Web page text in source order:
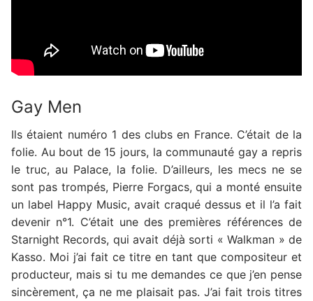
Gay Men
Ils étaient numéro 1 des clubs en France. C’était de la
folie. Au bout de 15 jours, la communauté gay a repris
le truc, au Palace, la folie. D’ailleurs, les mecs ne se
sont pas trompés, Pierre Forgacs, qui a monté ensuite
un label Happy Music, avait craqué dessus et il l’a fait
devenir n°1. C’était une des premières références de
Starnight Records, qui avait déjà sorti « Walkman » de
Kasso. Moi j’ai fait ce titre en tant que compositeur et
producteur, mais si tu me demandes ce que j’en pense
sincèrement, ça ne me plaisait pas. J’ai fait trois titres